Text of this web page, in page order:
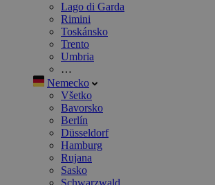
Lago di Garda
Rimini
Toskánsko
Trento
Umbria
…
Nemecko
Všetko
Bavorsko
Berlín
Düsseldorf
Hamburg
Rujana
Sasko